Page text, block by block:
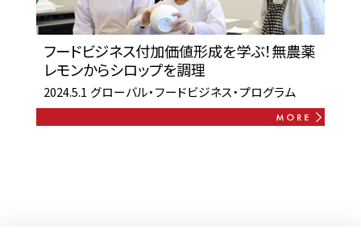
フードビジネス付加価値形成を学ぶ！無農薬
レモンからシロップを調理
2024.5.1 グローバル・フードビジネス・プログラム